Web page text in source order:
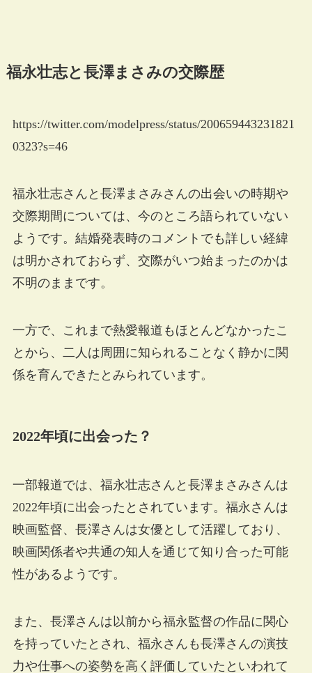
福永壮志と長澤まさみの交際歴
https://twitter.com/modelpress/status/200659443231821
0323?s=46
福永壮志さんと長澤まさみさんの出会いの時期や
交際期間については、今のところ語られていない
ようです。結婚発表時のコメントでも詳しい経緯
は明かされておらず、交際がいつ始まったのかは
不明のままです。
一方で、これまで熱愛報道もほとんどなかったこ
とから、二人は周囲に知られることなく静かに関
係を育んできたとみられています。
2022年頃に出会った？
一部報道では、福永壮志さんと長澤まさみさんは
2022年頃に出会ったとされています。福永さんは
映画監督、長澤さんは女優として活躍しており、
映画関係者や共通の知人を通じて知り合った可能
性があるようです。
また、長澤さんは以前から福永監督の作品に関心
を持っていたとされ、福永さんも長澤さんの演技
力や仕事への姿勢を高く評価していたといわれて